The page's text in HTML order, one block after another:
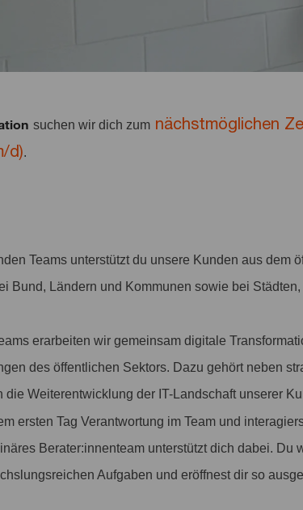
suchen wir dich zum nächstmöglichen
d).
Teams unterstützt du unsere Kunden aus dem
Bund, Ländern und Kommunen sowie bei
erarbeiten wir gemeinsam digitale
des öffentlichen Sektors. Dazu gehört neben
Weiterentwicklung der IT-Landschaft unserer
ersten Tag Verantwortung im Team und
Berater:innenteam unterstützt dich dabei. Du
Aufgaben und eröffnest dir so